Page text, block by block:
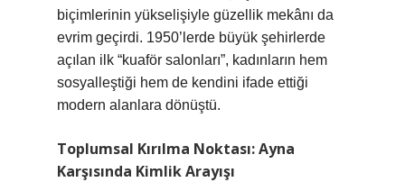
biçimlerinin yükselişiyle güzellik mekânı da
evrim geçirdi. 1950’lerde büyük şehirlerde
açılan ilk “kuaför salonları”, kadınların hem
sosyalleştiği hem de kendini ifade ettiği
modern alanlara dönüştü.
Toplumsal Kırılma Noktası: Ayna
Karşısında Kimlik Arayışı